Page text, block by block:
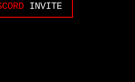
INVITE